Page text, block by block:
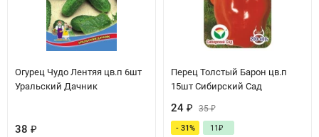
Огурец Чудо Лентяя цв.п 6шт
Уральский Дачник
38 ₽
Перец Толстый Барон цв.п
15шт Сибирский Сад
24 ₽ 35₽
- 31% 11₽